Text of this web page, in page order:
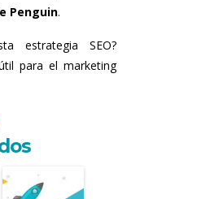
Penguin.
estrategia SEO?
para el marketing